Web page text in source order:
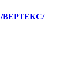
ВЕРТЕКС/